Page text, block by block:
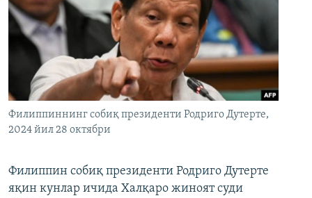
Филиппиннинг собиқ президенти Родриго Дутерте,
2024 йил 28 октябри
Филиппин собиқ президенти Родриго Дутерте
яқин кунлар ичида Халқаро жиноят суди